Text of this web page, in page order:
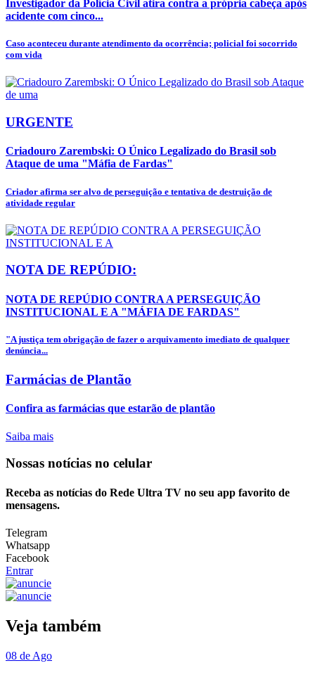
Investigador da Polícia Civil atira contra a própria cabeça após
acidente com cinco...
Caso aconteceu durante atendimento da ocorrência; policial foi socorrido
com vida
URGENTE
Criadouro Zarembski: O Único Legalizado do Brasil sob
Ataque de uma "Máfia de Fardas"
Criador afirma ser alvo de perseguição e tentativa de destruição de
atividade regular
NOTA DE REPÚDIO:
NOTA DE REPÚDIO CONTRA A PERSEGUIÇÃO
INSTITUCIONAL E A "MÁFIA DE FARDAS"
"A justiça tem obrigação de fazer o arquivamento imediato de qualquer
denúncia...
Farmácias de Plantão
Confira as farmácias que estarão de plantão
Saiba mais
Nossas notícias no celular
Receba as notícias do Rede Ultra TV no seu app favorito de
mensagens.
Telegram
Whatsapp
Facebook
Entrar
Veja também
08 de Ago